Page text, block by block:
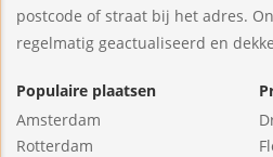
postcode of straat bij het adres.
regelmatig geactualiseerd en
Populaire plaatsen
Amsterdam
Rotterdam